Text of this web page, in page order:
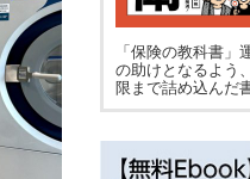
「保険の教科書
の助けとなるよう
限まで詰め込んだ